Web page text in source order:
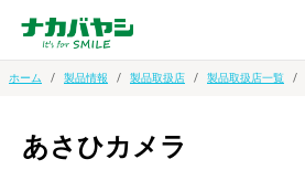
ホーム 製品情報 製品取扱店 製品取扱店一覧
あさひカメラ